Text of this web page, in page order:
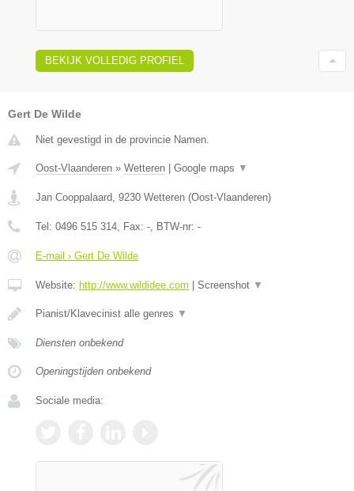
BEKIJK VOLLEDIG PROFIEL
Gert De Wilde
Niet gevestigd in de provincie Namen.
Oost-Vlaanderen » Wetteren Google maps ▼
Jan Cooppalaard, 9230 Wetteren (Oost-Vlaanderen)
Tel: 0496 515 314, Fax: -, BTW-nr: -
E-mail › Gert De Wilde
Website: http://www.wildidee.com Screenshot ▼
Pianist/Klavecinist alle genres ▼
Diensten onbekend
Openingstijden onbekend
Sociale media: